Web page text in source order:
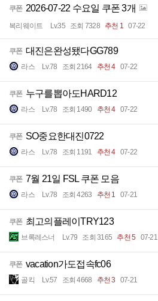
쿠폰 2026-07-22 수요일 쿠폰 3개
복리웨이트 Lv.35 조회 7328 추천 1 07-22
쿠폰 대진은완성됐다GG789
라스 Lv.78 조회 2164 추천 4 07-22
쿠폰 누구를뽑아도HARD12
라스 Lv.78 조회 1490 추천 4 07-22
쿠폰 SO중요한대진0722
라스 Lv.78 조회 1191 추천 4 07-22
쿠폰 7월 21일 FSL 쿠폰 모음
라스 Lv.78 조회 4263 추천 1 07-21
쿠폰 최고의플레이TRY123
브록레스너 Lv.79 조회 3165 추천 5 07-21
쿠폰 vacation가도접속fc06
골킥 Lv.57 조회 4668 추천 3 07-21